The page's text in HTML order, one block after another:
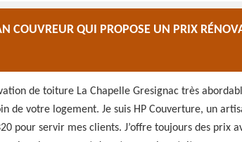
COUVREUR QUI PROPOSE UN PRIX
de toiture La Chapelle Gresignac très
de votre logement. Je suis HP Couverture, un
pour servir mes clients. J’offre toujours des prix